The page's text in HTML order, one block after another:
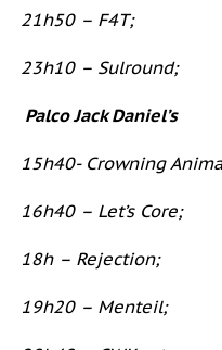
21h50 – F4T;
23h10 – Sulround;
Palco Jack Daniel’s
15h40- Crowning
16h40 – Let’s Core;
18h – Rejection;
19h20 – Menteil;